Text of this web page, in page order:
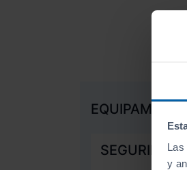
y
SEGURIDAD